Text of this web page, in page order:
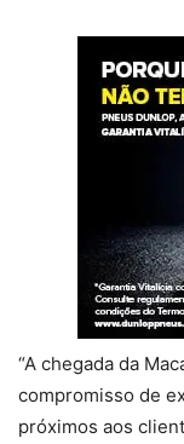
“A chegada da
compromisso de
próximos aos